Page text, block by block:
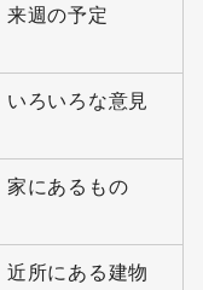
来週の予定
いろいろな意見
家にあるもの
近所にある建物